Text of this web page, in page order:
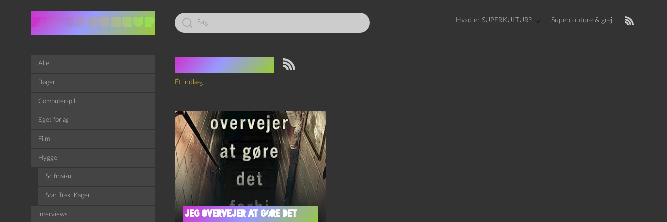
Led
efter:
Hvad er SUPERKULTUR? Supercouture & grej
Iain Reid
Ét indlæg
Jeg overvejer at gøre det
Alle
Bøger
Computerspil
Eget forlag
Film
Hygge
Scifihaiku
Star Trek: Kager
Interviews